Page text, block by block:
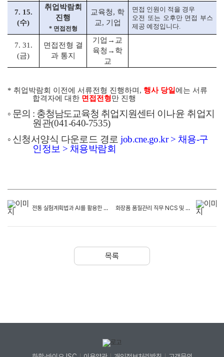
7. 15.
(수)
취업박람회
진행
* 면접전형
교육청, 학
교, 기업
면접 인원이 적을 경우
오전 또는 오후만 면접 부스
제공 예정입니다.
7. 31.
(금)
면접전형 결
과 통지
기업 → 교
육청 → 학
교
* 취업박람회 이전에 서류전형 진행하며 , 행사 당일 에는 서류
합격자에 대한 면접전형만 진행
◦ 문의 : 충청남도교육청 취업지원센터 이나윤 취업지
원관(041-640-7535)
◦ 신청서양식 다운로드 경로job.cne.go.kr > 채용-구
인정보 > 채용박람회
전통 실험계획법과 AI를 활용한 실험계획법 화장품 품질관리 직무 NCS 및 평가예시문항
목록